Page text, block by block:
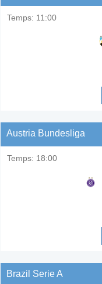
Temps: 11:00
Austria Bundesliga
Temps: 18:00
Brazil Serie A